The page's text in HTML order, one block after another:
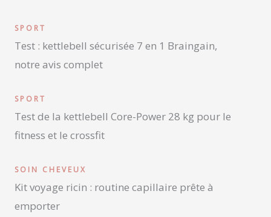
SPORT
Test : kettlebell sécurisée 7 en 1 Braingain,
notre avis complet
SPORT
Test de la kettlebell Core-Power 28 kg pour le
fitness et le crossfit
SOIN CHEVEUX
Kit voyage ricin : routine capillaire prête à
emporter